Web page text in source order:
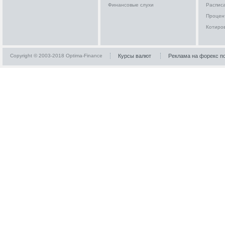
Финансовые слухи
Copyright © 2003-2018 Optima-Finance Курсы валют Реклама на форекс